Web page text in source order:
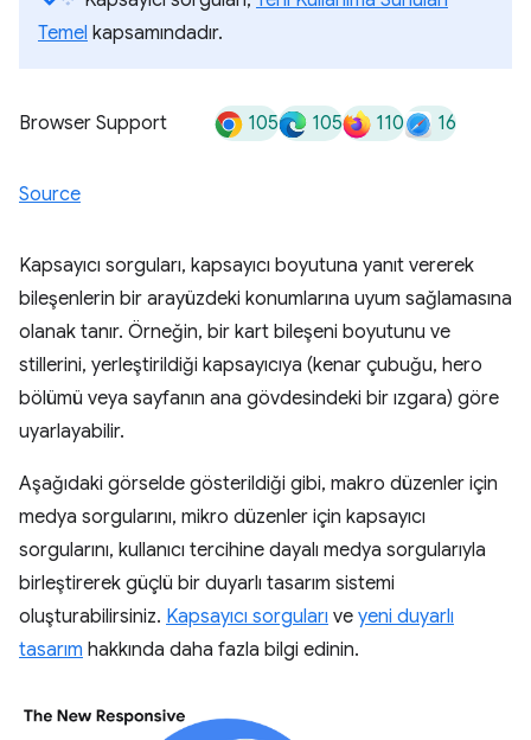
Temel kapsamındadır.
Browser Support 105 105 110 16
Source
Kapsayıcı sorguları, kapsayıcı boyutuna yanıt vererek
bileşenlerin bir arayüzdeki konumlarına uyum sağlamasına
olanak tanır. Örneğin, bir kart bileşeni boyutunu ve
stillerini, yerleştirildiği kapsayıcıya (kenar çubuğu, hero
bölümü veya sayfanın ana gövdesindeki bir ızgara) göre
uyarlayabilir.
Aşağıdaki görselde gösterildiği gibi, makro düzenler için
medya sorgularını, mikro düzenler için kapsayıcı
sorgularını, kullanıcı tercihine dayalı medya sorgularıyla
birleştirerek güçlü bir duyarlı tasarım sistemi
oluşturabilirsiniz. Kapsayıcı sorguları ve yeni duyarlı
tasarım hakkında daha fazla bilgi edinin.